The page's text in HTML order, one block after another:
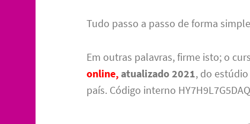
Tudo passo a passo de forma
Em outras palavras, firme isto; o
online,atualizado 2021, do
país. Código interno